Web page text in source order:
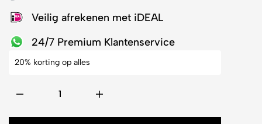
Veilig afrekenen met iDEAL
24/7 Premium Klantenservice
20% korting op alles